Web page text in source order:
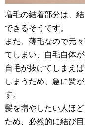
増毛の結着部分は、
できるそうです。
また、薄毛なので元
てしまい、自毛自体
自毛が抜けてしまえ
しまうため、急に髪
す。
髪を増やしたい人ほ
ため、必然的に結び